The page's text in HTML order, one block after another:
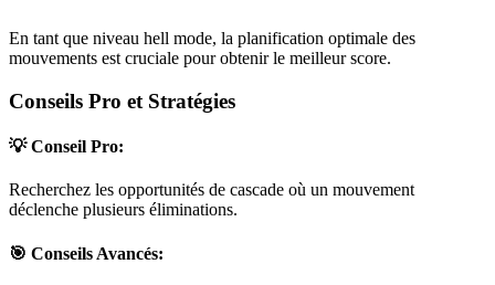
En tant que niveau hell mode, la planification optimale des
mouvements est cruciale pour obtenir le meilleur score.
Conseils Pro et Stratégies
💡 Conseil Pro:
Recherchez les opportunités de cascade où un mouvement
déclenche plusieurs éliminations.
🎯 Conseils Avancés: